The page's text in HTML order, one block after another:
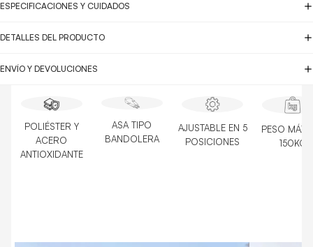
ESPECIFICACIONES Y CUIDADOS
DETALLES DEL PRODUCTO
ENVÍO Y DEVOLUCIONES
POLIÉSTER Y
ACERO
ANTIOXIDANTE
ASA TIPO
BANDOLERA
AJUSTABLE EN 5
POSICIONES
PESO
150KG